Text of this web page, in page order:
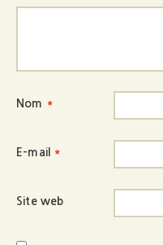
Nom *
E-mail *
Site web